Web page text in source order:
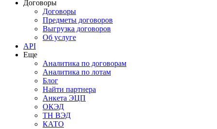
Договоры
Договоры
Предметы договоров
Выгрузка договоров
Об услуге
API
Еще
Аналитика по договорам
Аналитика по лотам
Блог
Найти партнера
Анкета ЭЦП
ОКЭД
ТН ВЭД
КАТО